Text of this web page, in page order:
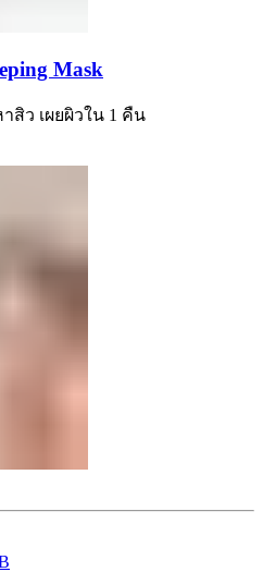
Mask
ว เผยผิวใน 1 คืน